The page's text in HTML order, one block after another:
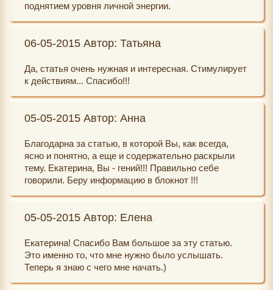
поднятием уровня личной энергии.
06-05-2015 Автор: Татьяна
Да, статья очень нужная и интересная. Стимулирует
к действиям... Спасибо!!!
05-05-2015 Автор: Анна
Благодарна за статью, в которой Вы, как всегда,
ясно и понятно, а еще и содержательно раскрыли
тему. Екатерина, Вы - гений!!! Правильно себе
говорили. Беру информацию в блокнот !!!
05-05-2015 Автор: Елена
Екатерина! Спасибо Вам большое за эту статью.
Это именно то, что мне нужно было услышать.
Теперь я знаю с чего мне начать.)